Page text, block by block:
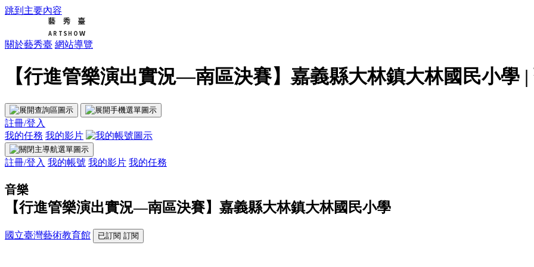
跳到主要內容
關於藝秀臺 網站導覽
【行進管樂演出實況—南區決賽】嘉義縣大林鎮大林國民小學 |
註冊/登入
我的任務 我的影片
註冊/登入 我的帳號 我的影片 我的任務
音樂
【行進管樂演出實況—南區決賽】嘉義縣大林鎮大林國民小學
國立臺灣藝術教育館 已訂閱 訂閱